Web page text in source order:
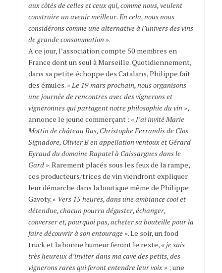
aux côtés de celles et ceux qui, comme nous, veulent
construire un avenir meilleur. En cela, nous nous
considérons comme une alternative à l’univers des vins
de grande consommation ».
A ce jour, l’association compte 50 membres en
France dont un seul à Marseille. Quotidiennement,
dans sa petite échoppe des Catalans, Philippe fait
des émules. « Le 19 mars prochain, nous organisons
une journée de rencontres avec des vignerons et
vigneronnes qui partagent notre philosophie du vin »,
annonce le jeune commerçant : « J’ai invité Marie
Mottin de château Bas, Christophe Ferrandis de Clos
Signadore, Olivier B en appellation ventoux et Gérard
Eyraud du domaine Rapatel à Caissargues dans le
Gard ». Rarement placés sous les feux de la rampe,
ces producteurs/trices de vin viendront expliquer
leur démarche dans la boutique même de Philippe
Gavoty. « Vers 15 heures, dans une ambiance cool et
détendue, chacun pourra déguster, échanger,
converser et, pourquoi pas, acheter sa bouteille pour la
faire découvrir à son entourage ». Le soir, un food
truck et la bonne humeur feront le reste, « je suis
très heureux d’inviter dans ma cave des petits, des
vignerons rares qui feront entendre leur voix »; une